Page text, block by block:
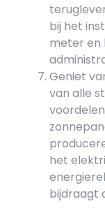
bij het
meter en
Geniet
van alle
het
bijdraagt